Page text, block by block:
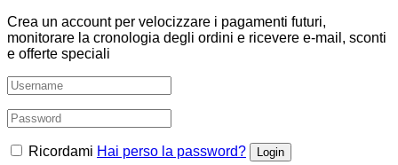
Crea un account per velocizzare i pagamenti futuri,
monitorare la cronologia degli ordini e ricevere e-mail, sconti
e offerte speciali
Ricordami Hai perso la password?